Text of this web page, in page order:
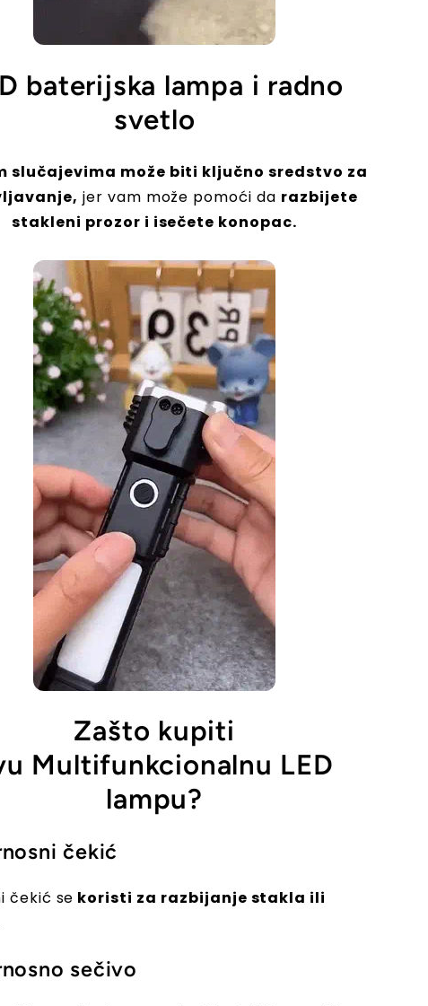
baterijska lampa i radno
svetlo
slučajevima može biti ključno sredstvo za
jer vam može pomoći da razbijete
stakleni prozor i isečete konopac.
Zašto kupiti
Multifunkcionalnu LED
lampu?
čekić
čekić se koristi za razbijanje stakla ili
sečivo